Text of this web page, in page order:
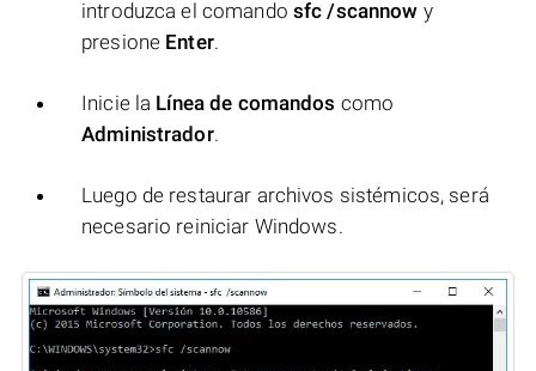
introduzca el comando sfc /scannow y
presione Enter.
Inicie la Línea de comandos como
Administrador.
Luego de restaurar archivos sistémicos, será
necesario reiniciar Windows.